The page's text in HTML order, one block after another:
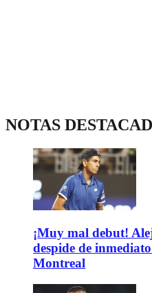
NOTAS
¡Muy mal debut!
despide de
Montreal